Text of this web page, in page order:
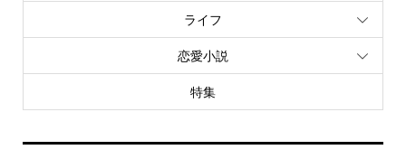
ライフ
恋愛小説
特集